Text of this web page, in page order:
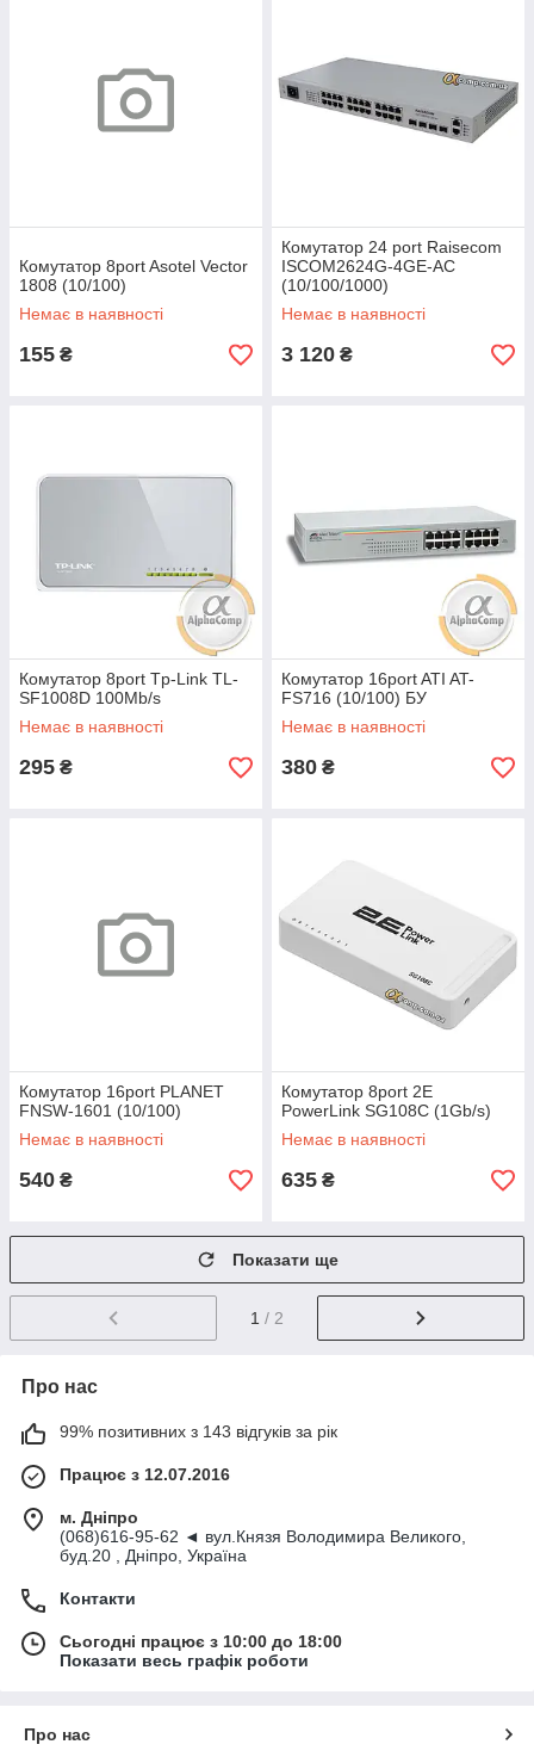
Комутатор 8port Asotel Vector
1808 (10/100)
Немає в наявності
155 ₴
Комутатор 24 port Raisecom
ISCOM2624G-4GE-AC
(10/100/1000)
Немає в наявності
3 120 ₴
Комутатор 8port Tp-Link TL-
SF1008D 100Mb/s
Немає в наявності
295 ₴
Комутатор 16port ATI AT-
FS716 (10/100) БУ
Немає в наявності
380 ₴
Комутатор 16port PLANET
FNSW-1601 (10/100)
Немає в наявності
540 ₴
Комутатор 8port 2E
PowerLink SG108C (1Gb/s)
Немає в наявності
635 ₴
Показати ще
1 / 2
Про нас
99% позитивних з 143 відгуків за рік
Працює з 12.07.2016
м. Дніпро
(068)616-95-62 ◄ вул.Князя Володимира Великого,
буд.20 , Дніпро, Україна
Контакти
Сьогодні працює з 10:00 до 18:00
Показати весь графік роботи
Про нас